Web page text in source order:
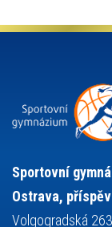
olympiáda
sportovní
stolní tenis
teorie
volejbal
výuka
Sportovní
Ostrava,
Volgogradská